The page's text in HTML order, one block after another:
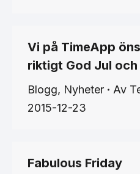
Vi på TimeApp
riktigt God Jul
Blogg, Nyheter Av
2015-12-23
Fabulous Friday